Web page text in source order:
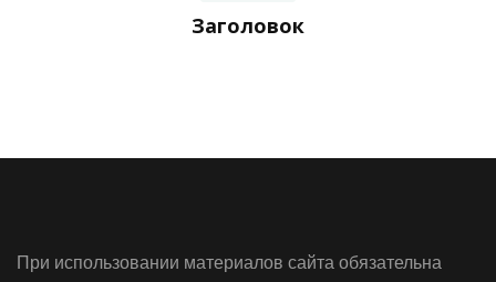
Заголовок
При использовании материалов сайта обязательна